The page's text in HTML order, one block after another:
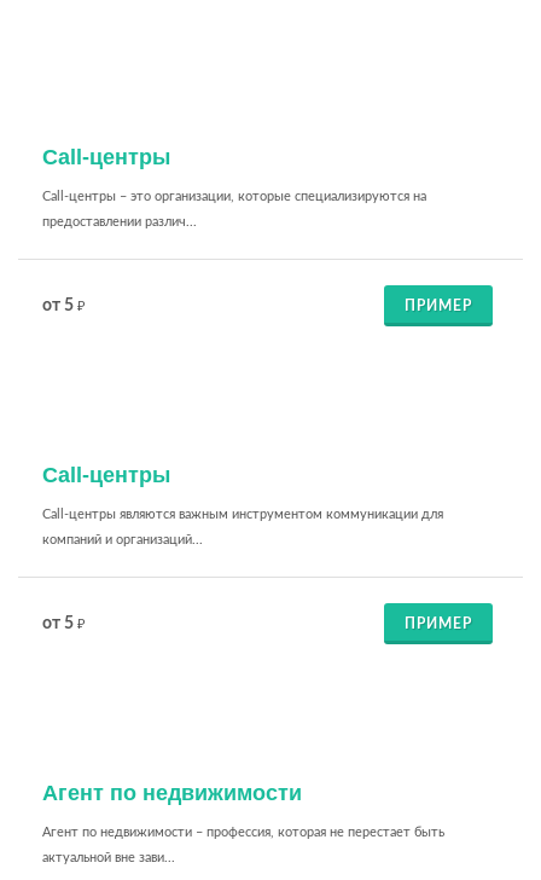
Call-центры
Call-центры – это организации, которые специализируются на
предоставлении различ...
от 5 ₽ ПРИМЕР
Call-центры
Call-центры являются важным инструментом коммуникации для
компаний и организаций...
от 5 ₽ ПРИМЕР
Агент по недвижимости
Агент по недвижимости – профессия, которая не перестает быть
актуальной вне зави...